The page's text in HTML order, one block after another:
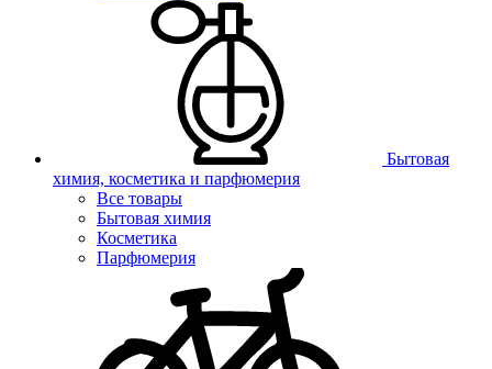
Бытовая
химия, косметика и парфюмерия
Все товары
Бытовая химия
Косметика
Парфюмерия